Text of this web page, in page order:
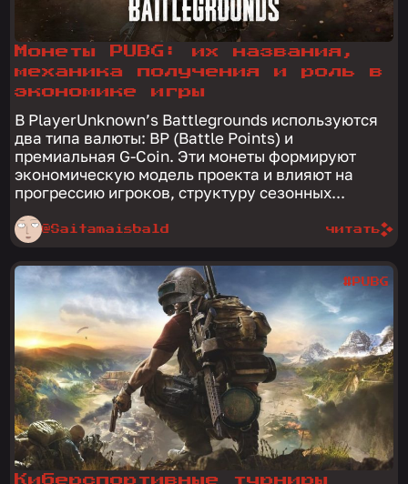
Монеты PUBG: их названия,
механика получения и роль в
экономике игры
В PlayerUnknown’s Battlegrounds используются
два типа валюты: BP (Battle Points) и
премиальная G-Coin. Эти монеты формируют
экономическую модель проекта и влияют на
прогрессию игроков, структуру сезонных...
@Saitamaisbald читать
Киберспортивные турниры
#PUBG